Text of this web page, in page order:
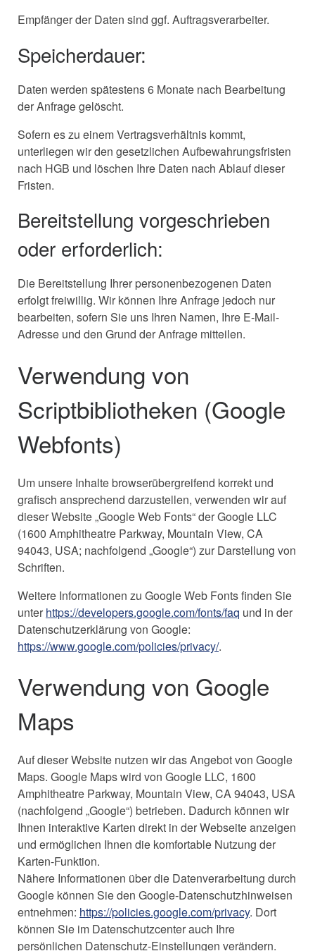
Empfänger der Daten sind ggf. Auftragsverarbeiter.
Speicherdauer:
Daten werden spätestens 6 Monate nach Bearbeitung
der Anfrage gelöscht.
Sofern es zu einem Vertragsverhältnis kommt,
unterliegen wir den gesetzlichen Aufbewahrungsfristen
nach HGB und löschen Ihre Daten nach Ablauf dieser
Fristen.
Bereitstellung vorgeschrieben
oder erforderlich:
Die Bereitstellung Ihrer personenbezogenen Daten
erfolgt freiwillig. Wir können Ihre Anfrage jedoch nur
bearbeiten, sofern Sie uns Ihren Namen, Ihre E-Mail-
Adresse und den Grund der Anfrage mitteilen.
Verwendung von
Scriptbibliotheken (Google
Webfonts)
Um unsere Inhalte browserübergreifend korrekt und
grafisch ansprechend darzustellen, verwenden wir auf
dieser Website „Google Web Fonts“ der Google LLC
(1600 Amphitheatre Parkway, Mountain View, CA
94043, USA; nachfolgend „Google“) zur Darstellung von
Schriften.
Weitere Informationen zu Google Web Fonts finden Sie
unter https://developers.google.com/fonts/faq und in der
Datenschutzerklärung von Google:
https://www.google.com/policies/privacy/.
Verwendung von Google
Maps
Auf dieser Website nutzen wir das Angebot von Google
Maps. Google Maps wird von Google LLC, 1600
Amphitheatre Parkway, Mountain View, CA 94043, USA
(nachfolgend „Google“) betrieben. Dadurch können wir
Ihnen interaktive Karten direkt in der Webseite anzeigen
und ermöglichen Ihnen die komfortable Nutzung der
Karten-Funktion.
Nähere Informationen über die Datenverarbeitung durch
Google können Sie den Google-Datenschutzhinweisen
entnehmen: https://policies.google.com/privacy. Dort
können Sie im Datenschutzcenter auch Ihre
persönlichen Datenschutz-Einstellungen verändern.